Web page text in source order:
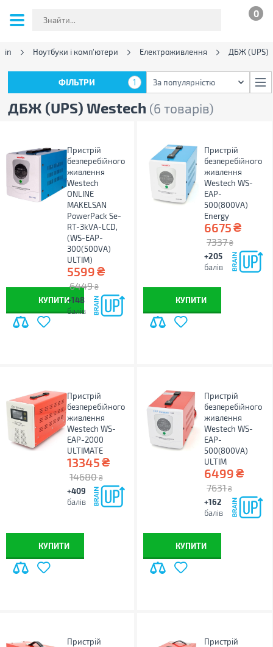
0
Ноутбуки і комп'ютери Електроживлення ДБЖ (UPS)
ДБЖ (UPS) Westech (6 товарів)
ФІЛЬТРИ 1 За популярністю
Пристрій
безперебійного
живлення
Westech
ONLINE
MAKELSAN
PowerPack Se-
RT-3kVA-LCD,
(WS-EAP-
300(500VA)
ULTIM)
5599₴
6449 ₴
+148
балів
КУПИТИ
Пристрій
безперебійного
живлення
Westech WS-
EAP-
500(800VA)
Energy
6675₴
7337 ₴
+205
балів
КУПИТИ
Пристрій
безперебійного
живлення
Westech WS-
EAP-2000
ULTIMATE
13345₴
14680 ₴
+409
балів
КУПИТИ
Пристрій
безперебійного
живлення
Westech WS-
EAP-
500(800VA)
ULTIM
6499₴
7631 ₴
+162
балів
КУПИТИ
Пристрій
Пристрій
ФІЛЬТРИ За популярністю